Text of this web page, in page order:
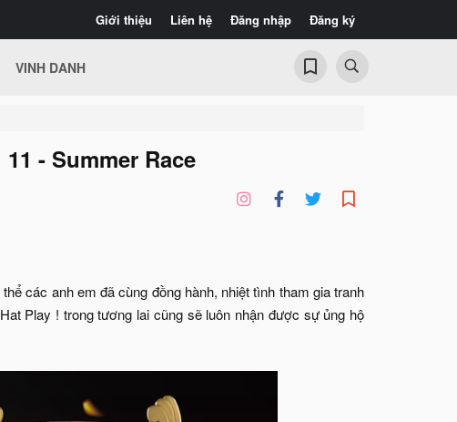
Giới thiệu Liên hệ Đăng nhập Đăng ký
VINH DANH
- Summer Race
các anh em đã cùng đồng hành, nhiệt tình tham gia tranh
Play ! trong tương lai cũng sẽ luôn nhận được sự ủng hộ